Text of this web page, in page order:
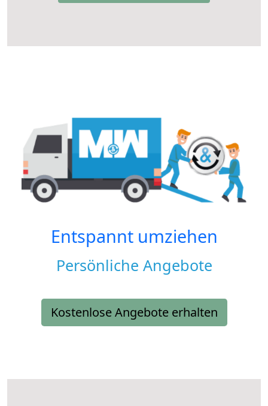
Entspannt umziehen
Persönliche Angebote
Kostenlose Angebote erhalten